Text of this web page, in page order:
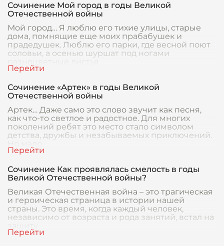
Сочинение Мой город в годы Великой
Отечественной войны
Мой город… Я люблю его тихие улицы, старые
дома, помнящие еще моих прабабушек и
прадедушек. Люблю его парки, где весной поют
соловьи, а осенью шуршат под ногами
Сочинение «Артек» в годы Великой
Отечественной войны
Артек… Даже само это слово звучит как песня,
как что-то светлое и радостное. Для многих
поколений ребят это место стало символом
детства, дружбы и незабываемых приключений.
Но мало
Сочинение Как проявлялась смелость в годы
Великой Отечественной войны?
Великая Отечественная война – это трагическая
и героическая страница в истории нашей
страны. Это время, когда каждый человек,
независимо от возраста и рода занятий, встал на